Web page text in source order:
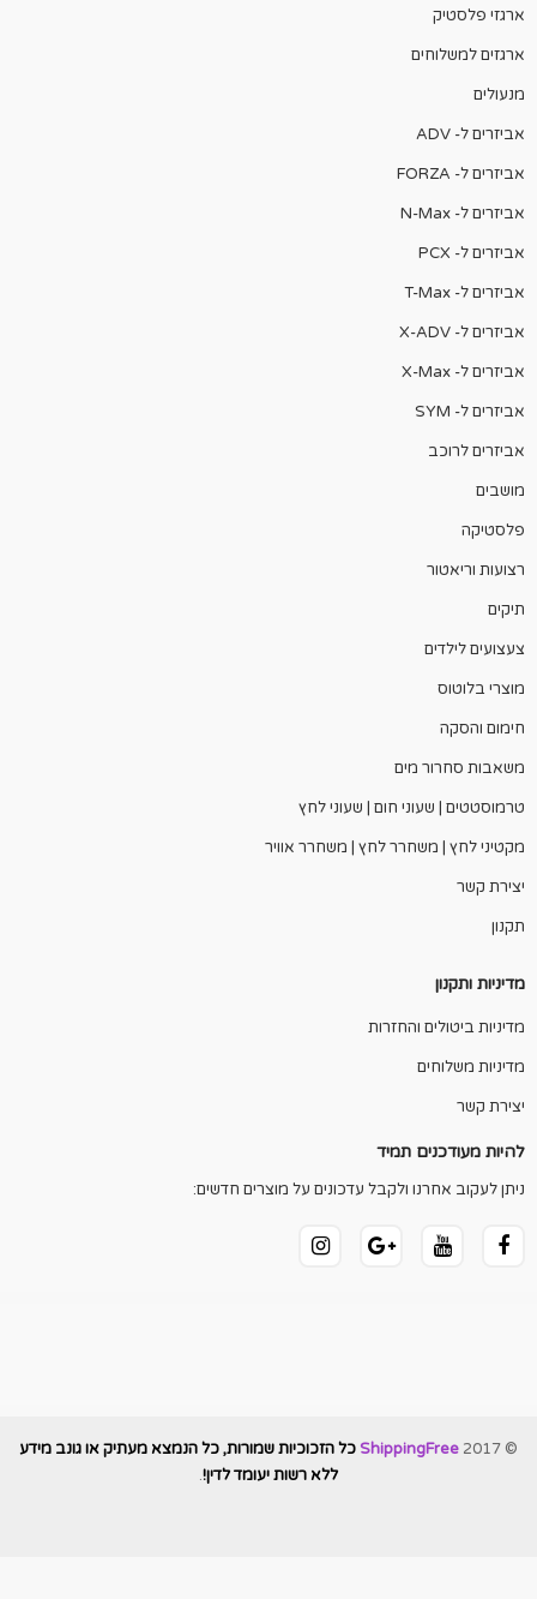
ארגזי פלסטיק
ארגזים למשלוחים
מנעולים
אביזרים ל- ADV
אביזרים ל- FORZA
אביזרים ל- N-Max
אביזרים ל- PCX
אביזרים ל- T-Max
אביזרים ל- X-ADV
אביזרים ל- X-Max
אביזרים ל- SYM
אביזרים לרוכב
מושבים
פלסטיקה
רצועות וריאטור
תיקים
צעצועים לילדים
מוצרי בלוטוס
חימום והסקה
משאבות סחרור מים
טרמוסטטים | שעוני חום | שעוני לחץ
מקטיני לחץ | משחרר לחץ | משחרר אוויר
יצירת קשר
תקנון
מדיניות ותקנון
מדיניות ביטולים והחזרות
מדיניות משלוחים
יצירת קשר
להיות מעודכנים תמיד
ניתן לעקוב אחרנו ולקבל עדכונים על מוצרים חדשים:
© 2017
ShippingFreeכל הזכוכיות שמורות, כל הנמצא מעתיק או גונב מידע
ללא רשות יעומד לדין!.